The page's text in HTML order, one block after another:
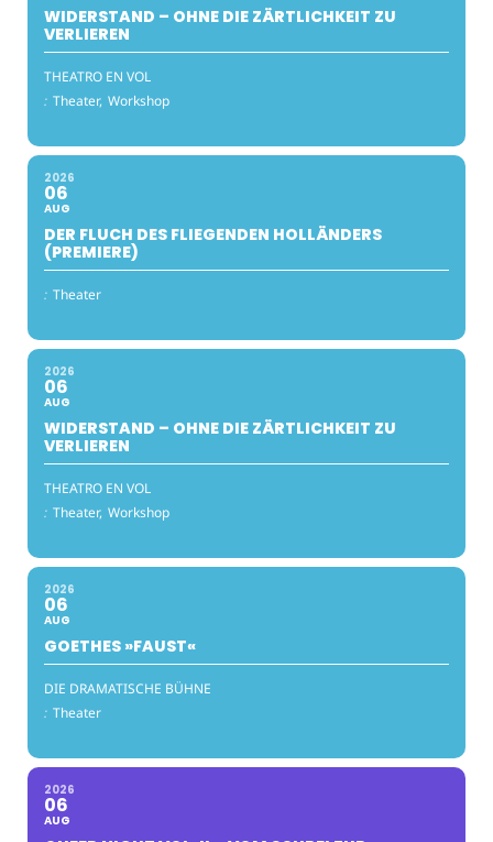
WIDERSTAND – OHNE DIE ZÄRTLICHKEIT ZU
VERLIEREN
THEATRO EN VOL
: Theater, Workshop
2026
06
AUG
DER FLUCH DES FLIEGENDEN HOLLÄNDERS
(PREMIERE)
: Theater
2026
06
AUG
WIDERSTAND – OHNE DIE ZÄRTLICHKEIT ZU
VERLIEREN
THEATRO EN VOL
: Theater, Workshop
2026
06
AUG
GOETHES »FAUST«
DIE DRAMATISCHE BÜHNE
: Theater
2026
06
AUG